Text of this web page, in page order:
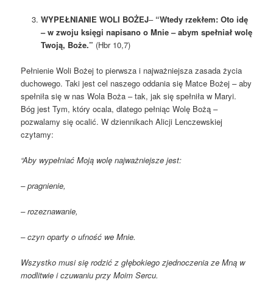
WYPEŁNIANIE WOLI BOŻEJ– “Wtedy rzekłem: Oto idę
– w zwoju księgi napisano o Mnie – abym spełniał wolę
Twoją, Boże.” (Hbr 10,7)
Pełnienie Woli Bożej to pierwsza i najważniejsza zasada życia
duchowego. Taki jest cel naszego oddania się Matce Bożej – aby
spełniła się w nas Wola Boża – tak, jak się spełniła w Maryi.
Bóg jest Tym, który ocala, dlatego pełniąc Wolę Bożą –
pozwalamy się ocalić. W dziennikach Alicji Lenczewskiej
czytamy:
“Aby wypełniać Moją wolę najważniejsze jest:
– pragnienie,
– rozeznawanie,
– czyn oparty o ufność we Mnie.
Wszystko musi się rodzić z głębokiego zjednoczenia ze Mną w
modlitwie i czuwaniu przy Moim Sercu.